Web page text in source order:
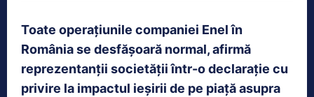
Toate operaţiunile companiei Enel în
România se desfăşoară normal, afirmă
reprezentanţii societății într-o declaraţie cu
privire la impactul ieşirii de pe piaţă asupra